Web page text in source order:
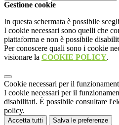
Gestione cookie
In questa schermata è possibile
I cookie necessari sono quelli che
piattaforma e non è possibile
Per conoscere quali sono i cookie
visionare la COOKIE POLICY.
Cookie necessari per il
I cookie necessari per il
disabilitati. È possibile consultare
policy.
Accetta tutti Salva le preferenze